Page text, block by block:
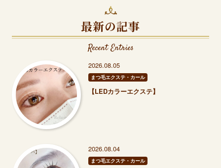
最新の記事
Recent Entries
2026.08.05
まつ毛エクステ・カール
【LEDカラーエクステ】
2026.08.04
まつ毛エクステ・カール